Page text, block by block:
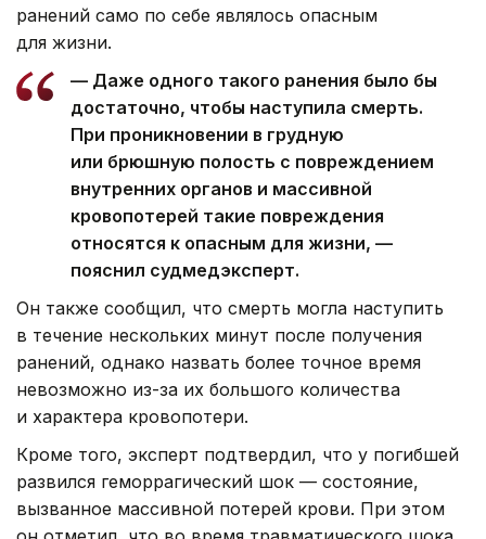
ранений само по себе являлось опасным
для жизни.
— Даже одного такого ранения было бы
достаточно, чтобы наступила смерть.
При проникновении в грудную
или брюшную полость с повреждением
внутренних органов и массивной
кровопотерей такие повреждения
относятся к опасным для жизни, —
пояснил судмедэксперт.
Он также сообщил, что смерть могла наступить
в течение нескольких минут после получения
ранений, однако назвать более точное время
невозможно из-за их большого количества
и характера кровопотери.
Кроме того, эксперт подтвердил, что у погибшей
развился геморрагический шок — состояние,
вызванное массивной потерей крови. При этом